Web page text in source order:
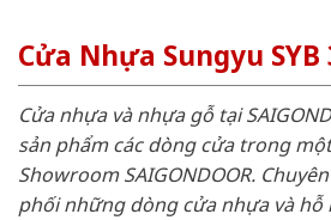
Cửa Nhựa Sungyu SYB
Cửa nhựa và nhựa gỗ tại
sản phẩm các dòng cửa trong
Showroom SAIGONDOOR.
phối những dòng cửa nhựa và